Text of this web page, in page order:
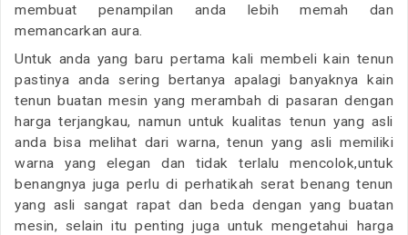
membuat penampilan anda lebih memah dan
memancarkan aura.
Untuk anda yang baru pertama kali membeli kain tenun
pastinya anda sering bertanya apalagi banyaknya kain
tenun buatan mesin yang merambah di pasaran dengan
harga terjangkau, namun untuk kualitas tenun yang asli
anda bisa melihat dari warna, tenun yang asli memiliki
warna yang elegan dan tidak terlalu mencolok,untuk
benangnya juga perlu di perhatikah serat benang tenun
yang asli sangat rapat dan beda dengan yang buatan
mesin, selain itu penting juga untuk mengetahui harga